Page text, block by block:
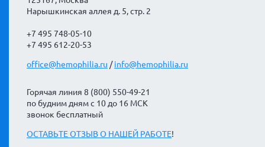
Нарышкинская аллея д. 5, стр. 2
+7 495 748-05-10
+7 495 612-20-53
office@hemophilia.ru /info@hemophilia.ru
Горячая линия 8 (800) 550-49-21
по будним дням с 10 до 16 МСК
звонок бесплатный
ОСТАВЬТЕ ОТЗЫВ О НАШЕЙ РАБОТЕ!